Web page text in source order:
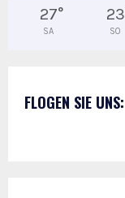
27°
SA
23
SO
FLOGEN SIE UNS: